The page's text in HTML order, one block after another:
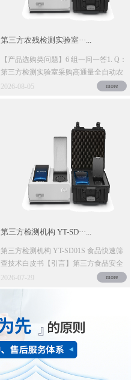
第三方农残检测实验室···...
【产品选购类问题】6 组一问一答1. Q：
第三方检测实验室采购高通量全自动农
残设备，云···
2026-08-05 more
第三方检测机构 YT-SD···...
第三方检测机构 YT-SD01S 食品快速筛
查技术白皮书【引言】第三方食品安全
检测机构承接···
2026-07-29 more